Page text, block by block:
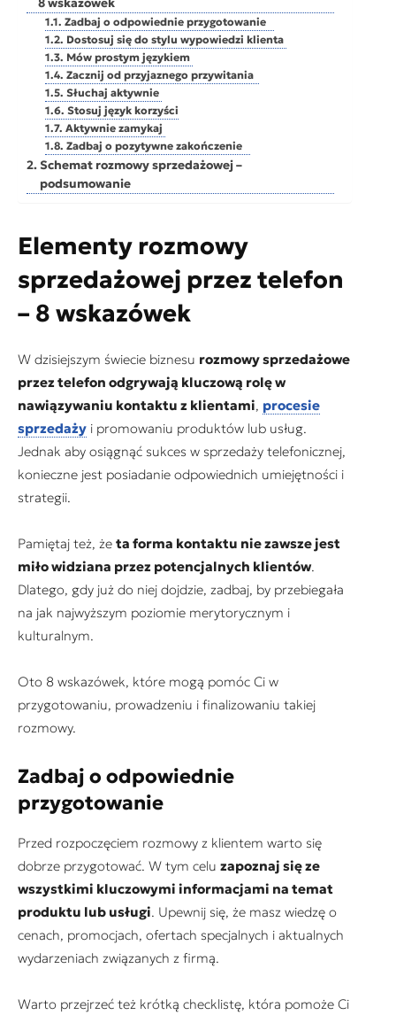
8 wskazówek
Zadbaj o odpowiednie przygotowanie
Dostosuj się do stylu wypowiedzi klienta
Mów prostym językiem
Zacznij od przyjaznego przywitania
Słuchaj aktywnie
Stosuj język korzyści
Aktywnie zamykaj
Zadbaj o pozytywne zakończenie
Schemat rozmowy sprzedażowej –
podsumowanie
Elementy rozmowy
sprzedażowej przez telefon
– 8 wskazówek
W dzisiejszym świecie biznesu rozmowy sprzedażowe
przez telefon odgrywają kluczową rolę w
nawiązywaniu kontaktu z klientami, procesie
sprzedaży i promowaniu produktów lub usług.
Jednak aby osiągnąć sukces w sprzedaży telefonicznej,
konieczne jest posiadanie odpowiednich umiejętności i
strategii.
Pamiętaj też, że ta forma kontaktu nie zawsze jest
miło widziana przez potencjalnych klientów.
Dlatego, gdy już do niej dojdzie, zadbaj, by przebiegała
na jak najwyższym poziomie merytorycznym i
kulturalnym.
Oto 8 wskazówek, które mogą pomóc Ci w
przygotowaniu, prowadzeniu i finalizowaniu takiej
rozmowy.
Zadbaj o odpowiednie
przygotowanie
Przed rozpoczęciem rozmowy z klientem warto się
dobrze przygotować. W tym celu zapoznaj się ze
wszystkimi kluczowymi informacjami na temat
produktu lub usługi. Upewnij się, że masz wiedzę o
cenach, promocjach, ofertach specjalnych i aktualnych
wydarzeniach związanych z firmą.
Warto przejrzeć też krótką checklistę, która pomoże Ci